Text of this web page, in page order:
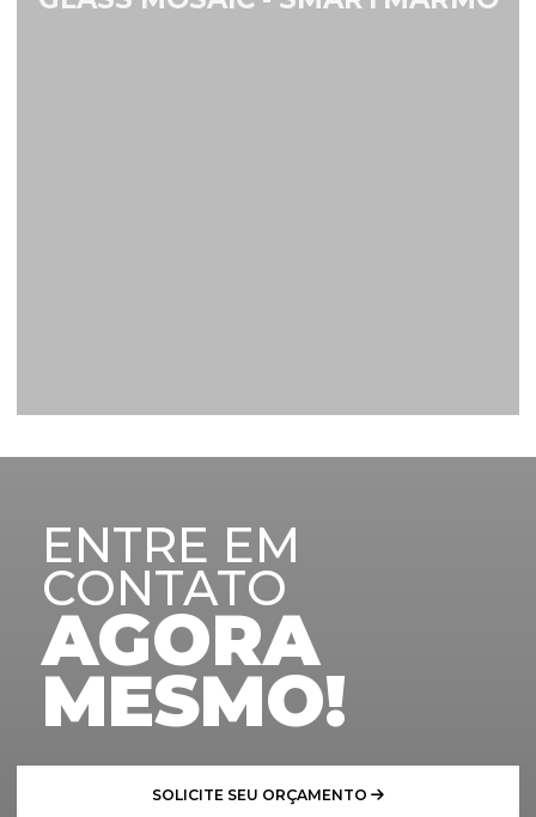
ENTRE EM
CONTATO
AGORA
MESMO!
SOLICITE SEU ORÇAMENTO